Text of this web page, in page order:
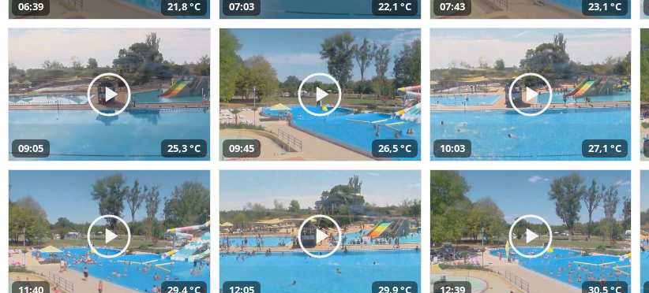
06:39 21,8 °C 07:03 22,1 °C 07:43 23,1 °C
09:05 25,3 °C 09:45 26,5 °C 10:03 27,1 °C
11:40 29,4 °C 12:05 29,9 °C 12:39 30,5 °C